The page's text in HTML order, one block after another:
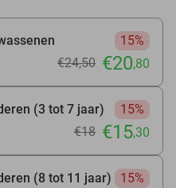
15%
€24,50 €20,80
(3 tot 7 jaar)
15%
€18 €15,30
(8 tot 11 jaar)
15%